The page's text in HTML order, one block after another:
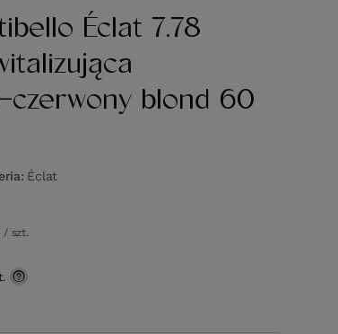
Éclat 7.78
czerwony blond 60
Éclat
/ szt.